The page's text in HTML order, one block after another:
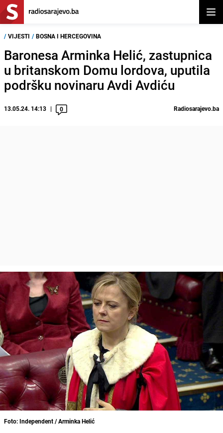
/ VIJESTI / BOSNA I HERCEGOVINA
Baronesa Arminka Helić, zastupnica
u britanskom Domu lordova, uputila
podršku novinaru Avdi Avdiću
13.05.24. 14:13 0 Radiosarajevo.ba
Foto: Independent / Arminka Helić